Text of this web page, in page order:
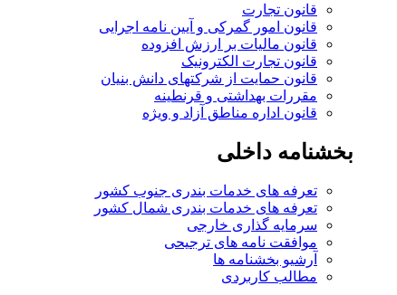
قانون تجارت
قانون امور گمرکی و آیین نامه اجرایی
قانون مالیات بر ارزش افزوده
قانون تجارت الکترونیک
قانون حمایت از شرکتهای دانش بنیان
مقررات بهداشتی و قرنطینه
قانون اداره مناطق آزاد و ویژه
بخشنامه داخلی
تعرفه های خدمات بندری جنوب کشور
تعرفه های خدمات بندری شمال کشور
سرمایه گذاری خارجی
موافقت نامه های ترجیحی
آرشیو بخشنامه ها
مطالب کاربردی